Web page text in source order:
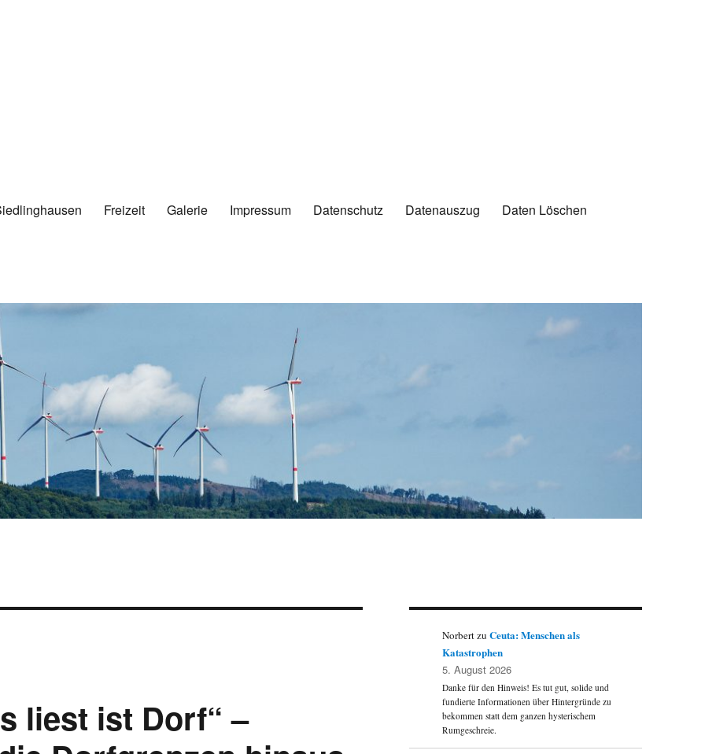
Freizeit Galerie Impressum Datenschutz Datenauszug
Daten Löschen
liest ist Dorf“ –
NorbertzuCeuta: Menschen als
Katastrophen
5. August 2026
Danke für den Hinweis! Es tut gut, solide und
fundierte Informationen über Hintergründe zu
bekommen statt dem ganzen hysterischem
Rumgeschreie.